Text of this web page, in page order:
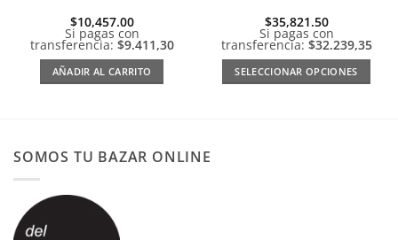
$10,457.00
Si pagas con
transferencia: $9.411,30
AÑADIR AL CARRITO
$35,821.50
Si pagas con
transferencia: $32.239,35
SELECCIONAR OPCIONES
SOMOS TU BAZAR ONLINE